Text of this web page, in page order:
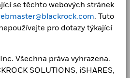
se těchto webových stránek
. Tuto
pro dotazy týkající
Všechna práva vyhrazena.
SOLUTIONS, iSHARES,
BlackRock za cíl
se cítil finančně dobře. Od
poskytovatelem finančních
se na nás obracejí pro řešení,